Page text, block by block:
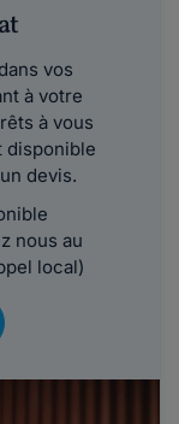
vos
à votre
à vous
disponible
devis.
nous au
local)